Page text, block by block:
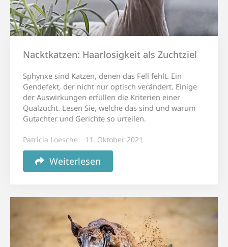
Nacktkatzen: Haarlosigkeit als Zuchtziel
Sphynxe sind Katzen, denen das Fell fehlt. Ein
Gendefekt, der nicht nur optisch verändert. Einige
der Auswirkungen erfüllen die Kriterien einer
Qualzucht. Lesen Sie, welche das sind und warum
Gutachter und Gerichte so urteilen.
Patricia Loesche 11. Oktober 2021
Weiterlesen